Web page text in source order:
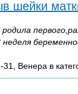
шейки
родила
неделя
31, Венера в